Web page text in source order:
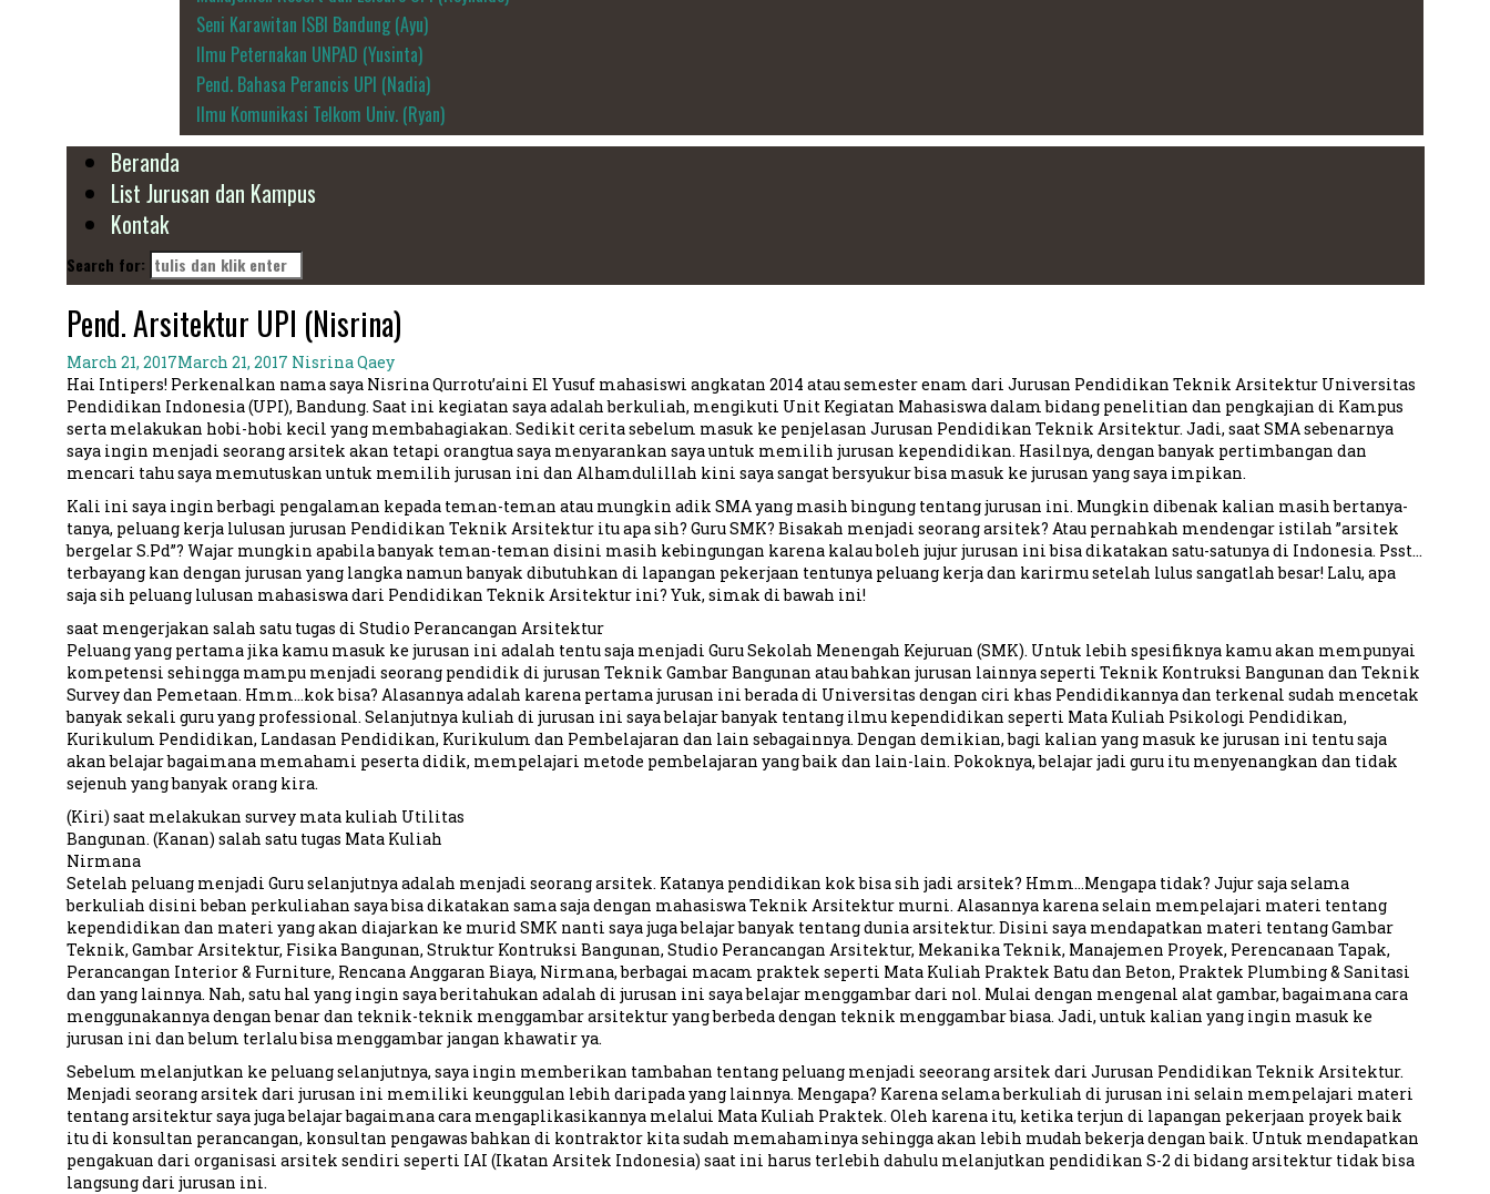
Seni Karawitan ISBI Bandung (Ayu)
Ilmu Peternakan UNPAD (Yusinta)
Pend. Bahasa Perancis UPI (Nadia)
Ilmu Komunikasi Telkom Univ. (Ryan)
Beranda
List Jurusan dan Kampus
Kontak
Search for:
Pend. Arsitektur UPI (Nisrina)
March 21, 2017March 21, 2017 Nisrina Qaey
Hai Intipers! Perkenalkan nama saya Nisrina Qurrotu’aini El Yusuf mahasiswi angkatan 2014 atau semester enam dari Jurusan Pendidikan Teknik Arsitektur Universitas
Pendidikan Indonesia (UPI), Bandung. Saat ini kegiatan saya adalah berkuliah, mengikuti Unit Kegiatan Mahasiswa dalam bidang penelitian dan pengkajian di Kampus
serta melakukan hobi-hobi kecil yang membahagiakan. Sedikit cerita sebelum masuk ke penjelasan Jurusan Pendidikan Teknik Arsitektur. Jadi, saat SMA sebenarnya
saya ingin menjadi seorang arsitek akan tetapi orangtua saya menyarankan saya untuk memilih jurusan kependidikan. Hasilnya, dengan banyak pertimbangan dan
mencari tahu saya memutuskan untuk memilih jurusan ini dan Alhamdulillah kini saya sangat bersyukur bisa masuk ke jurusan yang saya impikan.
Kali ini saya ingin berbagi pengalaman kepada teman-teman atau mungkin adik SMA yang masih bingung tentang jurusan ini. Mungkin dibenak kalian masih bertanya-
tanya, peluang kerja lulusan jurusan Pendidikan Teknik Arsitektur itu apa sih? Guru SMK? Bisakah menjadi seorang arsitek? Atau pernahkah mendengar istilah ”arsitek
bergelar S.Pd”? Wajar mungkin apabila banyak teman-teman disini masih kebingungan karena kalau boleh jujur jurusan ini bisa dikatakan satu-satunya di Indonesia. Psst…
terbayang kan dengan jurusan yang langka namun banyak dibutuhkan di lapangan pekerjaan tentunya peluang kerja dan karirmu setelah lulus sangatlah besar! Lalu, apa
saja sih peluang lulusan mahasiswa dari Pendidikan Teknik Arsitektur ini? Yuk, simak di bawah ini!
saat mengerjakan salah satu tugas di Studio Perancangan Arsitektur
Peluang yang pertama jika kamu masuk ke jurusan ini adalah tentu saja menjadi Guru Sekolah Menengah Kejuruan (SMK). Untuk lebih spesifiknya kamu akan mempunyai
kompetensi sehingga mampu menjadi seorang pendidik di jurusan Teknik Gambar Bangunan atau bahkan jurusan lainnya seperti Teknik Kontruksi Bangunan dan Teknik
Survey dan Pemetaan. Hmm…kok bisa? Alasannya adalah karena pertama jurusan ini berada di Universitas dengan ciri khas Pendidikannya dan terkenal sudah mencetak
banyak sekali guru yang professional. Selanjutnya kuliah di jurusan ini saya belajar banyak tentang ilmu kependidikan seperti Mata Kuliah Psikologi Pendidikan,
Kurikulum Pendidikan, Landasan Pendidikan, Kurikulum dan Pembelajaran dan lain sebagainnya. Dengan demikian, bagi kalian yang masuk ke jurusan ini tentu saja
akan belajar bagaimana memahami peserta didik, mempelajari metode pembelajaran yang baik dan lain-lain. Pokoknya, belajar jadi guru itu menyenangkan dan tidak
sejenuh yang banyak orang kira.
(Kiri) saat melakukan survey mata kuliah Utilitas
Bangunan. (Kanan) salah satu tugas Mata Kuliah
Nirmana
Setelah peluang menjadi Guru selanjutnya adalah menjadi seorang arsitek. Katanya pendidikan kok bisa sih jadi arsitek? Hmm…Mengapa tidak? Jujur saja selama
berkuliah disini beban perkuliahan saya bisa dikatakan sama saja dengan mahasiswa Teknik Arsitektur murni. Alasannya karena selain mempelajari materi tentang
kependidikan dan materi yang akan diajarkan ke murid SMK nanti saya juga belajar banyak tentang dunia arsitektur. Disini saya mendapatkan materi tentang Gambar
Teknik, Gambar Arsitektur, Fisika Bangunan, Struktur Kontruksi Bangunan, Studio Perancangan Arsitektur, Mekanika Teknik, Manajemen Proyek, Perencanaan Tapak,
Perancangan Interior & Furniture, Rencana Anggaran Biaya, Nirmana, berbagai macam praktek seperti Mata Kuliah Praktek Batu dan Beton, Praktek Plumbing & Sanitasi
dan yang lainnya. Nah, satu hal yang ingin saya beritahukan adalah di jurusan ini saya belajar menggambar dari nol. Mulai dengan mengenal alat gambar, bagaimana cara
menggunakannya dengan benar dan teknik-teknik menggambar arsitektur yang berbeda dengan teknik menggambar biasa. Jadi, untuk kalian yang ingin masuk ke
jurusan ini dan belum terlalu bisa menggambar jangan khawatir ya.
Sebelum melanjutkan ke peluang selanjutnya, saya ingin memberikan tambahan tentang peluang menjadi seeorang arsitek dari Jurusan Pendidikan Teknik Arsitektur.
Menjadi seorang arsitek dari jurusan ini memiliki keunggulan lebih daripada yang lainnya. Mengapa? Karena selama berkuliah di jurusan ini selain mempelajari materi
tentang arsitektur saya juga belajar bagaimana cara mengaplikasikannya melalui Mata Kuliah Praktek. Oleh karena itu, ketika terjun di lapangan pekerjaan proyek baik
itu di konsultan perancangan, konsultan pengawas bahkan di kontraktor kita sudah memahaminya sehingga akan lebih mudah bekerja dengan baik. Untuk mendapatkan
pengakuan dari organisasi arsitek sendiri seperti IAI (Ikatan Arsitek Indonesia) saat ini harus terlebih dahulu melanjutkan pendidikan S-2 di bidang arsitektur tidak bisa
langsung dari jurusan ini.